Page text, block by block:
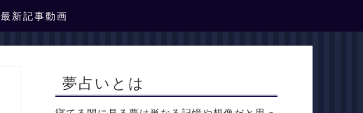
最新記事動画
夢占いとは